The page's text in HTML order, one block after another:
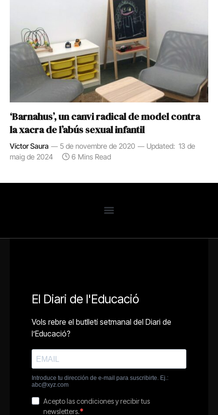
‘Barnahus’, un canvi radical de model contra
la xacra de l’abús sexual infantil
Víctor Saura 5 de novembre de 2020 Updated: 13 de
maig de 2024
6 Mins Read